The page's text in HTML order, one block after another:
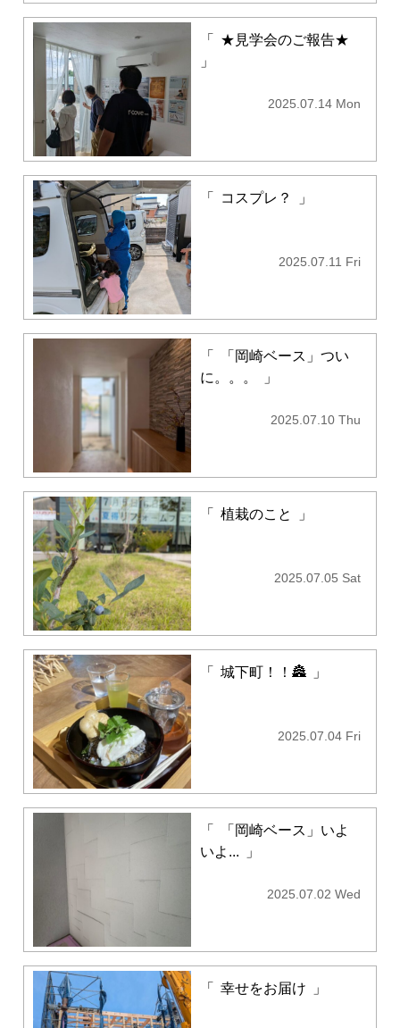
「
★見学会のご報告★
」
2025.07.14 Mon
「 コスプレ？ 」
2025.07.11 Fri
「
「岡崎ベース」つい
に。。。
」
2025.07.10 Thu
「 植栽のこと 」
2025.07.05 Sat
「 城下町！！🏯 」
2025.07.04 Fri
「
「岡崎ベース」いよ
いよ...
」
2025.07.02 Wed
「 幸せをお届け 」